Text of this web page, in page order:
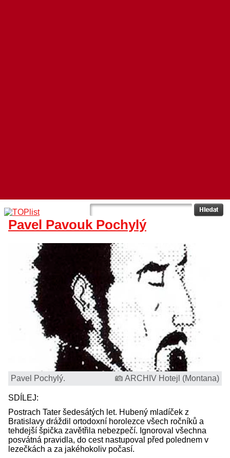
Pavel Pavouk Pochylý
Pavel Pochylý. ARCHIV Hotejl (Montana)
SDÍLEJ:
Postrach Tater šedesátých let. Hubený mladíček z
Bratislavy dráždil ortodoxní horolezce všech ročníků a
tehdejší špička zavětřila nebezpečí. Ignoroval všechna
posvátná pravidla, do cest nastupoval před polednem v
lezečkách a za jakéhokoliv počasí.